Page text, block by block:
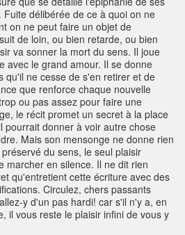
délibérée de ce à quoi on ne
on ne peut faire un objet de
de loin, ou bien retarde, ou bien
va sonner la mort du sens. Il joue
avec le grand amour. Il se donne
qu'il ne cesse de s'en retirer et de
que renforce chaque nouvelle
ou pas assez pour faire une
le récit promet un secret à la place
pourrait donner à voir autre chose
Mais son mensonge ne donne rien
du sens, le seul plaisir
marcher en silence. Il ne dit rien
qu'entretient cette écriture avec des
Circulez, chers passants
y d'un pas hardi! car s'il n'y a, en
il vous reste le plaisir infini de vous y